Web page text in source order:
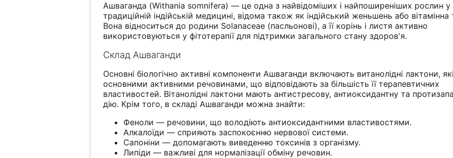
Ашваганда (Withania somnifera) — це одна з найвідоміших і найпоширеніших рослин у
традиційній індійській медицині, відома також як індійський женьшень або вітамінна
Вона відноситься до родини Solanaceae (пасльонові), а її корінь і листя активно
використовуються у фітотерапії для підтримки загального стану здоров'я.
Склад Ашваганди
Основні біологічно активні компоненти Ашваганди включають витанолідні лактони,
основними активними речовинами, що відповідають за більшість її терапевтичних
властивостей. Вітанолідні лактони мають антистресову, антиоксидантну та
дію. Крім того, в складі Ашваганди можна знайти:
Феноли — речовини, що володіють антиоксидантними властивостями.
Алкалоїди — сприяють заспокоєнню нервової системи.
Сапоніни — допомагають виведенню токсинів з організму.
Липіди — важливі для нормалізації обміну речовин.